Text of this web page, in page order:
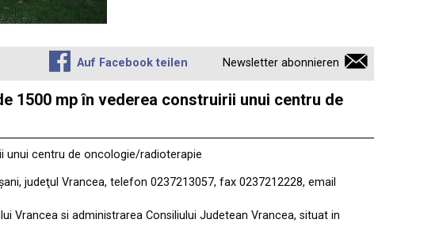
Auf Facebook teilen Newsletter abonnieren
1500 mp în vederea construirii unui centru de
unui centru de oncologie/radioterapie
judeţul Vrancea, telefon 0237213057, fax 0237212228, email
Vrancea si administrarea Consiliului Judetean Vrancea, situat in